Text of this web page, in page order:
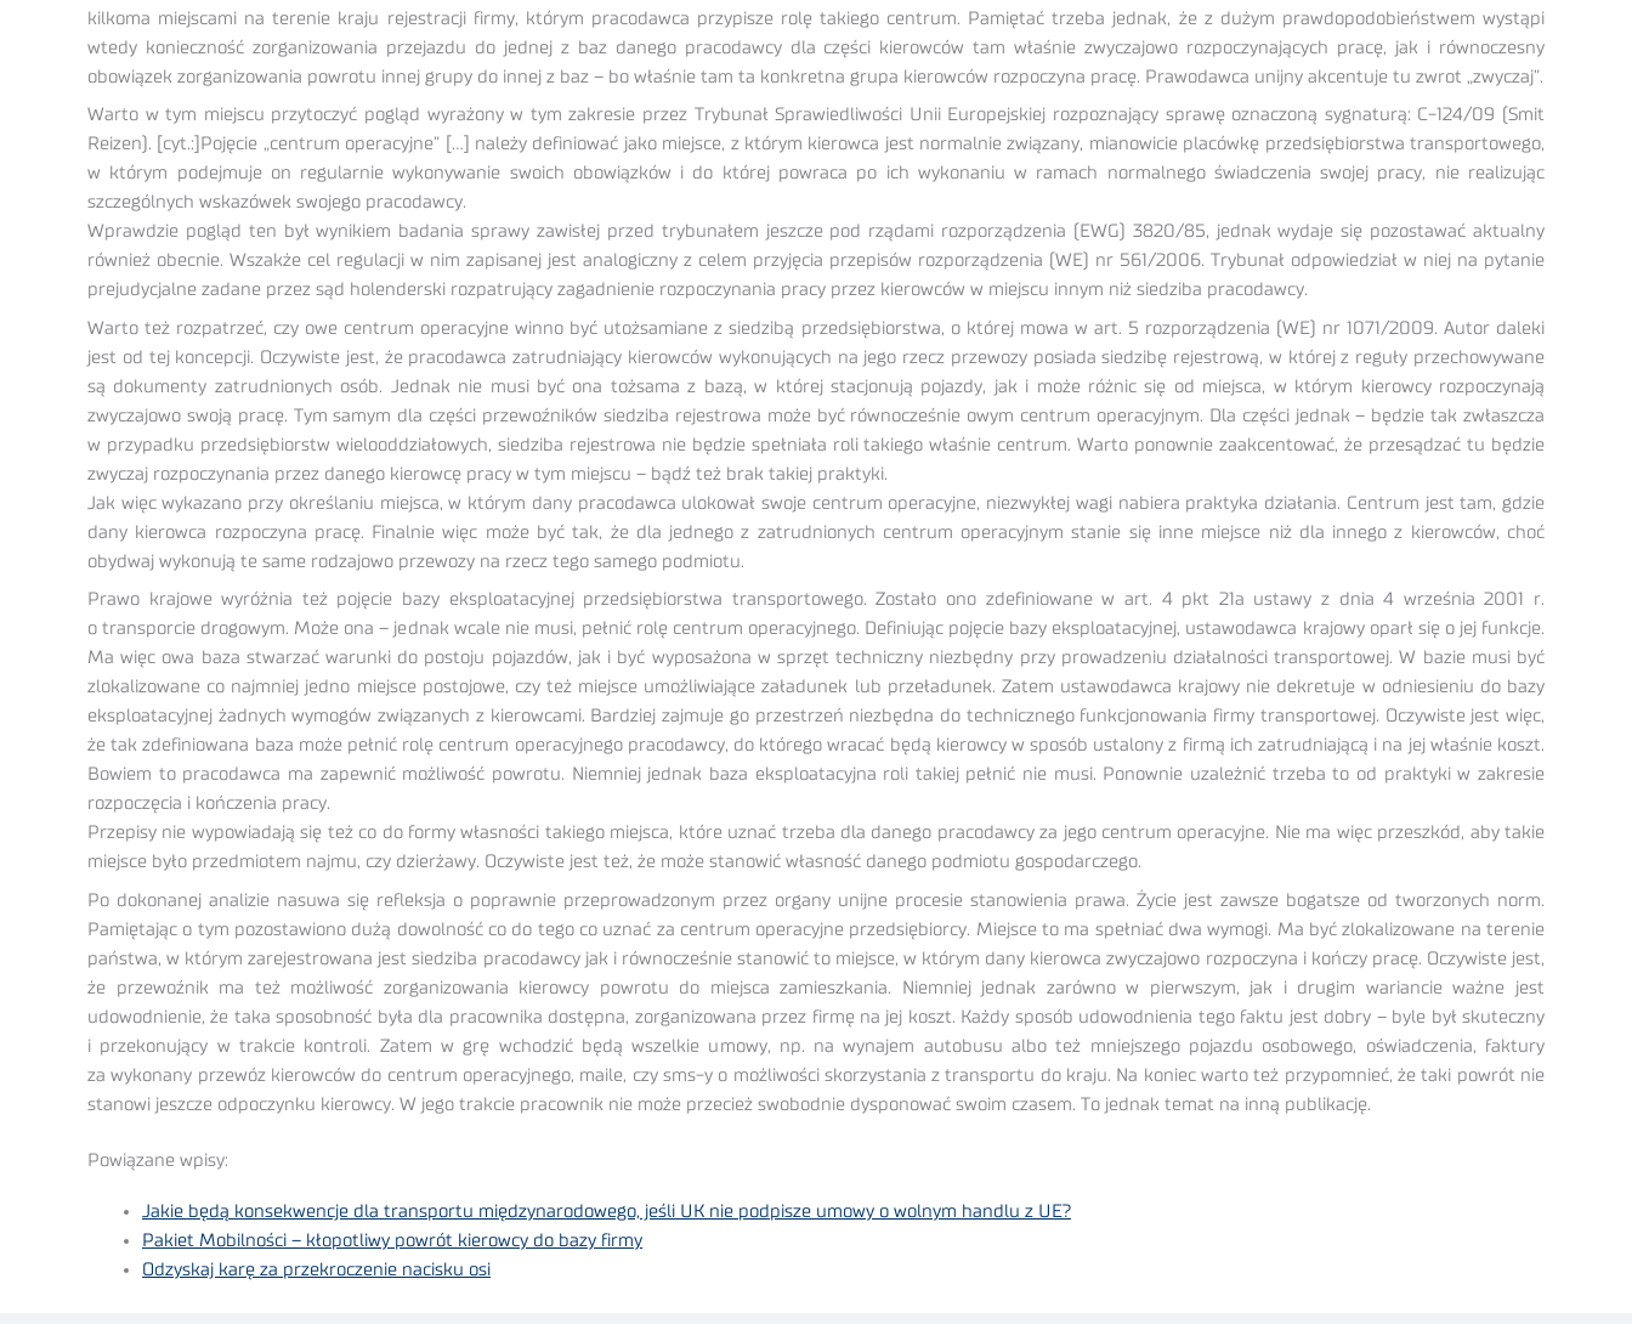
kilkoma miejscami na terenie kraju rejestracji firmy, którym pracodawca przypisze rolę takiego centrum. Pamiętać trzeba jednak, że z dużym prawdopodobieństwem wystąpi
wtedy konieczność zorganizowania przejazdu do jednej z baz danego pracodawcy dla części kierowców tam właśnie zwyczajowo rozpoczynających pracę, jak i równoczesny
obowiązek zorganizowania powrotu innej grupy do innej z baz – bo właśnie tam ta konkretna grupa kierowców rozpoczyna pracę. Prawodawca unijny akcentuje tu zwrot „zwyczaj”.
Warto w tym miejscu przytoczyć pogląd wyrażony w tym zakresie przez Trybunał Sprawiedliwości Unii Europejskiej rozpoznający sprawę oznaczoną sygnaturą: C-124/09 (Smit
Reizen). [cyt.:]Pojęcie „centrum operacyjne” […] należy definiować jako miejsce, z którym kierowca jest normalnie związany, mianowicie placówkę przedsiębiorstwa transportowego,
w którym podejmuje on regularnie wykonywanie swoich obowiązków i do której powraca po ich wykonaniu w ramach normalnego świadczenia swojej pracy, nie realizując
szczególnych wskazówek swojego pracodawcy.
Wprawdzie pogląd ten był wynikiem badania sprawy zawisłej przed trybunałem jeszcze pod rządami rozporządzenia (EWG) 3820/85, jednak wydaje się pozostawać aktualny
również obecnie. Wszakże cel regulacji w nim zapisanej jest analogiczny z celem przyjęcia przepisów rozporządzenia (WE) nr 561/2006. Trybunał odpowiedział w niej na pytanie
prejudycjalne zadane przez sąd holenderski rozpatrujący zagadnienie rozpoczynania pracy przez kierowców w miejscu innym niż siedziba pracodawcy.
Warto też rozpatrzeć, czy owe centrum operacyjne winno być utożsamiane z siedzibą przedsiębiorstwa, o której mowa w art. 5 rozporządzenia (WE) nr 1071/2009. Autor daleki
jest od tej koncepcji. Oczywiste jest, że pracodawca zatrudniający kierowców wykonujących na jego rzecz przewozy posiada siedzibę rejestrową, w której z reguły przechowywane
są dokumenty zatrudnionych osób. Jednak nie musi być ona tożsama z bazą, w której stacjonują pojazdy, jak i może różnic się od miejsca, w którym kierowcy rozpoczynają
zwyczajowo swoją pracę. Tym samym dla części przewoźników siedziba rejestrowa może być równocześnie owym centrum operacyjnym. Dla części jednak – będzie tak zwłaszcza
w przypadku przedsiębiorstw wielooddziałowych, siedziba rejestrowa nie będzie spełniała roli takiego właśnie centrum. Warto ponownie zaakcentować, że przesądzać tu będzie
zwyczaj rozpoczynania przez danego kierowcę pracy w tym miejscu – bądź też brak takiej praktyki.
Jak więc wykazano przy określaniu miejsca, w którym dany pracodawca ulokował swoje centrum operacyjne, niezwykłej wagi nabiera praktyka działania. Centrum jest tam, gdzie
dany kierowca rozpoczyna pracę. Finalnie więc może być tak, że dla jednego z zatrudnionych centrum operacyjnym stanie się inne miejsce niż dla innego z kierowców, choć
obydwaj wykonują te same rodzajowo przewozy na rzecz tego samego podmiotu.
Prawo krajowe wyróżnia też pojęcie bazy eksploatacyjnej przedsiębiorstwa transportowego. Zostało ono zdefiniowane w art. 4 pkt 21a ustawy z dnia 4 września 2001 r.
o transporcie drogowym. Może ona – jednak wcale nie musi, pełnić rolę centrum operacyjnego. Definiując pojęcie bazy eksploatacyjnej, ustawodawca krajowy oparł się o jej funkcje.
Ma więc owa baza stwarzać warunki do postoju pojazdów, jak i być wyposażona w sprzęt techniczny niezbędny przy prowadzeniu działalności transportowej. W bazie musi być
zlokalizowane co najmniej jedno miejsce postojowe, czy też miejsce umożliwiające załadunek lub przeładunek. Zatem ustawodawca krajowy nie dekretuje w odniesieniu do bazy
eksploatacyjnej żadnych wymogów związanych z kierowcami. Bardziej zajmuje go przestrzeń niezbędna do technicznego funkcjonowania firmy transportowej. Oczywiste jest więc,
że tak zdefiniowana baza może pełnić rolę centrum operacyjnego pracodawcy, do którego wracać będą kierowcy w sposób ustalony z firmą ich zatrudniającą i na jej właśnie koszt.
Bowiem to pracodawca ma zapewnić możliwość powrotu. Niemniej jednak baza eksploatacyjna roli takiej pełnić nie musi. Ponownie uzależnić trzeba to od praktyki w zakresie
rozpoczęcia i kończenia pracy.
Przepisy nie wypowiadają się też co do formy własności takiego miejsca, które uznać trzeba dla danego pracodawcy za jego centrum operacyjne. Nie ma więc przeszkód, aby takie
miejsce było przedmiotem najmu, czy dzierżawy. Oczywiste jest też, że może stanowić własność danego podmiotu gospodarczego.
Po dokonanej analizie nasuwa się refleksja o poprawnie przeprowadzonym przez organy unijne procesie stanowienia prawa. Życie jest zawsze bogatsze od tworzonych norm.
Pamiętając o tym pozostawiono dużą dowolność co do tego co uznać za centrum operacyjne przedsiębiorcy. Miejsce to ma spełniać dwa wymogi. Ma być zlokalizowane na terenie
państwa, w którym zarejestrowana jest siedziba pracodawcy jak i równocześnie stanowić to miejsce, w którym dany kierowca zwyczajowo rozpoczyna i kończy pracę. Oczywiste jest,
że przewoźnik ma też możliwość zorganizowania kierowcy powrotu do miejsca zamieszkania. Niemniej jednak zarówno w pierwszym, jak i drugim wariancie ważne jest
udowodnienie, że taka sposobność była dla pracownika dostępna, zorganizowana przez firmę na jej koszt. Każdy sposób udowodnienia tego faktu jest dobry – byle był skuteczny
i przekonujący w trakcie kontroli. Zatem w grę wchodzić będą wszelkie umowy, np. na wynajem autobusu albo też mniejszego pojazdu osobowego, oświadczenia, faktury
za wykonany przewóz kierowców do centrum operacyjnego, maile, czy sms-y o możliwości skorzystania z transportu do kraju. Na koniec warto też przypomnieć, że taki powrót nie
stanowi jeszcze odpoczynku kierowcy. W jego trakcie pracownik nie może przecież swobodnie dysponować swoim czasem. To jednak temat na inną publikację.
Powiązane wpisy:
Jakie będą konsekwencje dla transportu międzynarodowego, jeśli UK nie podpisze umowy o wolnym handlu z UE?
Pakiet Mobilności – kłopotliwy powrót kierowcy do bazy firmy
Odzyskaj karę za przekroczenie nacisku osi